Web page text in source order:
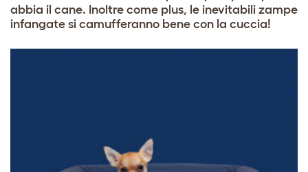
abbia il cane. Inoltre come plus, le inevitabili zampe
infangate si camufferanno bene con la cuccia!